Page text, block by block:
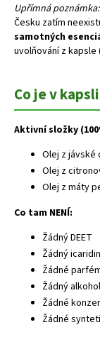
Upřímná poznámka:
Česku zatím
samotných
uvolňování z kapsle
Co je v
Aktivní složky
Olej z jávské
Olej z
Olej z máty
Co tam NENÍ:
Žádný DEET
Žádný icaridin
Žádné
Žádný alkohol
Žádné
Žádné